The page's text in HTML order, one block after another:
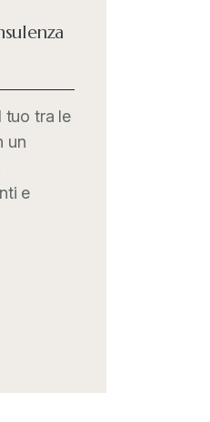
tuo tra le
un
e